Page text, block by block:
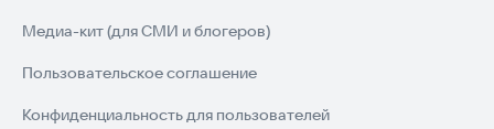
Медиа-кит (для СМИ и блогеров)
Пользовательское соглашение
Конфиденциальность для пользователей